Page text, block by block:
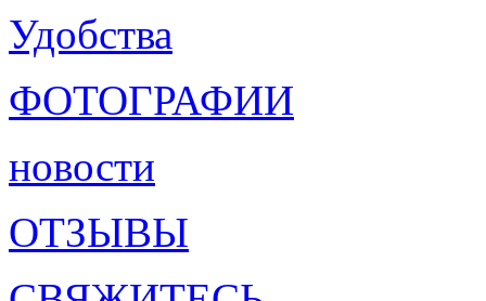
Удобства
ФОТОГРАФИИ
новости
ОТЗЫВЫ